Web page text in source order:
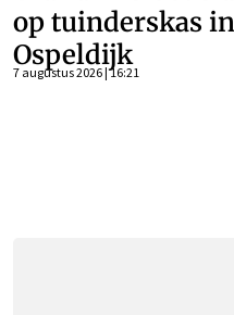
op tuinderskas in
Ospeldijk
7 augustus 2026 | 16:21